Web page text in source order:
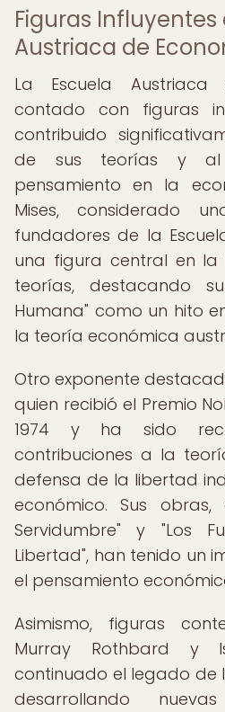
Figuras Influyentes
Austriaca de
La Escuela
contado con figuras
contribuido
de sus teorías y
pensamiento en la
Mises, considerado
fundadores de la
una figura central en la
teorías, destacando
Humana" como un hito
la teoría económica
Otro exponente
quien recibió el Premio
1974 y ha sido
contribuciones a la
defensa de la libertad
económico. Sus
Servidumbre" y "Los
Libertad", han tenido un
el pensamiento
Asimismo, figuras
Murray Rothbard y
continuado el legado de
desarrollando